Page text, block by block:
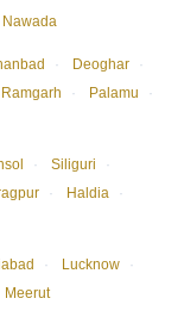
Nawada
· Deoghar
·
Ramgarh · Palamu
·
· Siliguri
·
· Haldia
·
· Lucknow
·
Meerut